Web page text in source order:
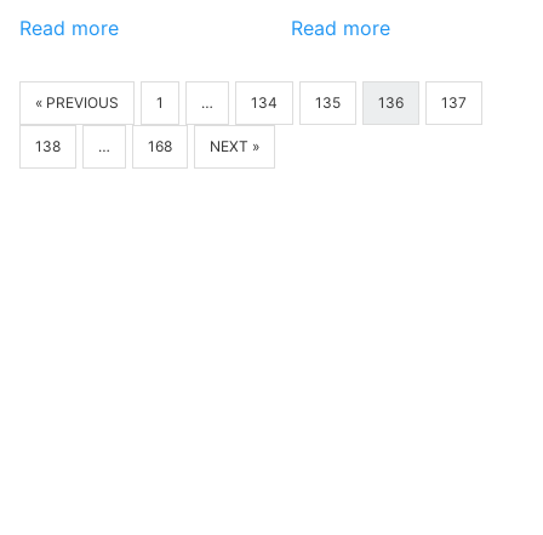
Read more
Read more
« PREVIOUS 1 … 134 135 136 137
138 … 168 NEXT »